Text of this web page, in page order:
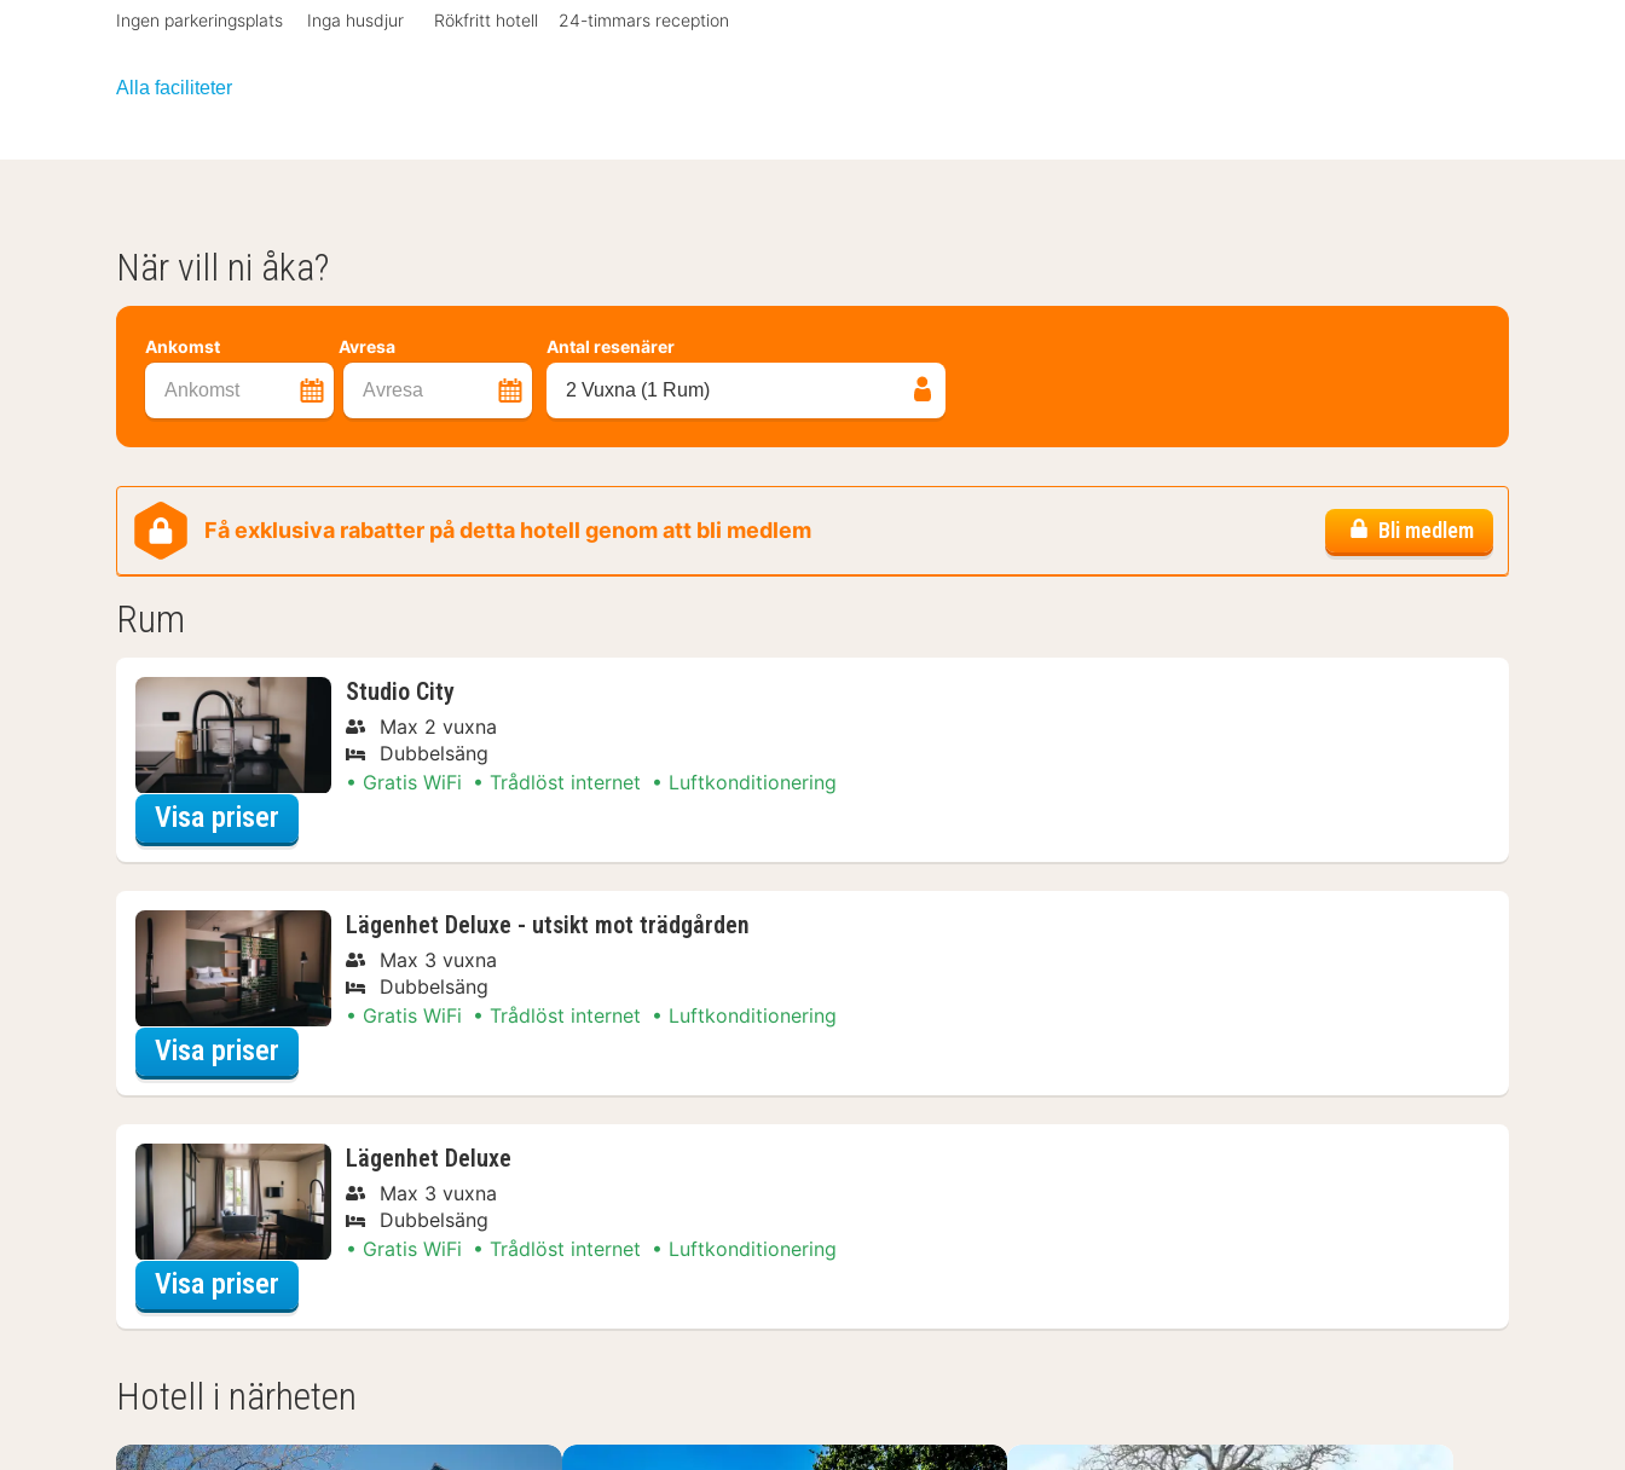
Ingen parkeringsplats Inga husdjur Rökfritt hotell 24-timmars reception
Alla faciliteter
När vill ni åka?
Ankomst Avresa
Ankomst Avresa
Antal resenärer
2 Vuxna (1 Rum)
Få exklusiva rabatter på detta hotell genom att bli medlem Bli medlem
Rum
Studio City
Max 2 vuxna
Dubbelsäng
Gratis WiFi
Trådlöst internet Luftkonditionering
Visa priser
Lägenhet Deluxe - utsikt mot trädgården
Max 3 vuxna
Dubbelsäng
Gratis WiFi
Trådlöst internet Luftkonditionering
Visa priser
Lägenhet Deluxe
Max 3 vuxna
Dubbelsäng
Gratis WiFi
Trådlöst internet Luftkonditionering
Visa priser
Hotell i närheten